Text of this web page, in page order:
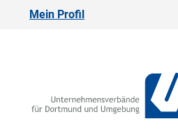
Mein Profil